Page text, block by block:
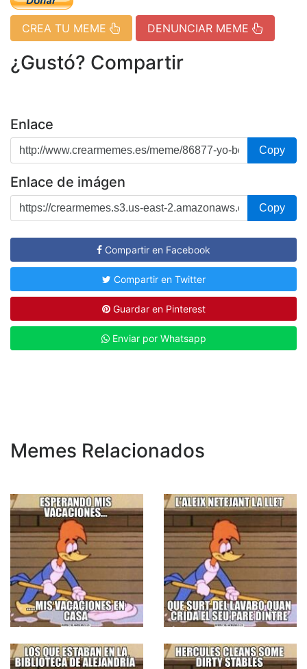
CREA TU MEME DENUNCIAR MEME
¿Gustó? Compartir
Enlace
Copy
Enlace de imágen
Copy
Compartir en Facebook
Compartir en Twitter
Guardar en Pinterest
Enviar por Whatsapp
Memes Relacionados